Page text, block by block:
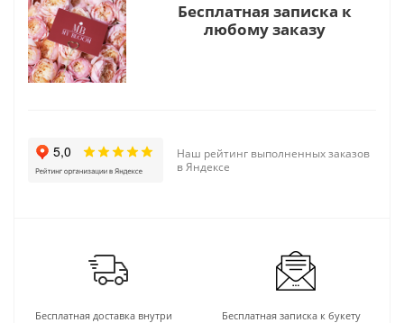
Бесплатная записка к
любому заказу
Наш рейтинг выполненных заказов
в Яндексе
Бесплатная доставка внутри
Бесплатная записка к букету